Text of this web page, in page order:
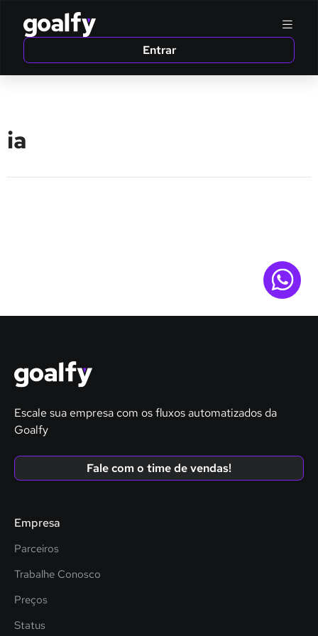
Entrar
ia
Escale sua empresa com os fluxos automatizados da
Goalfy
Fale com o time de vendas!
Empresa
Parceiros
Trabalhe Conosco
Preços
Status